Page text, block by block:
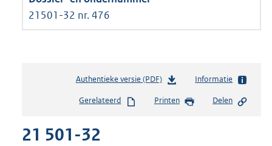
21501-32 nr. 476
Authentieke versie (PDF)b
s
Informatie
Gerelateerd Printen Delen
21 501-32